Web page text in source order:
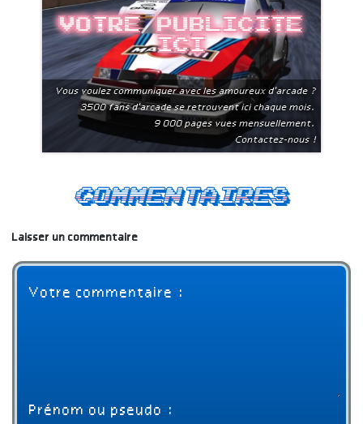
Votre publicite
ici
Vous voulez communiquer avec les amoureux d'arcade ?
3500 fans d'arcade se retrouvent ici chaque mois.
9 000 pages vues mensuellement.
Contactez-nous !
Commentaires
Laisser un commentaire